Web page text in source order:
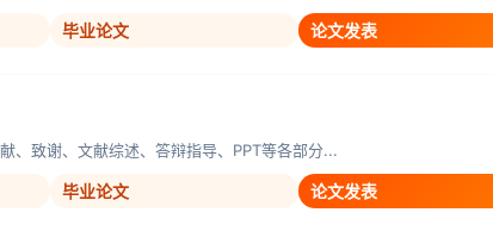
毕业论文 论文发表
、致谢、文献综述、答辩指导、PPT等各部分...
毕业论文 论文发表